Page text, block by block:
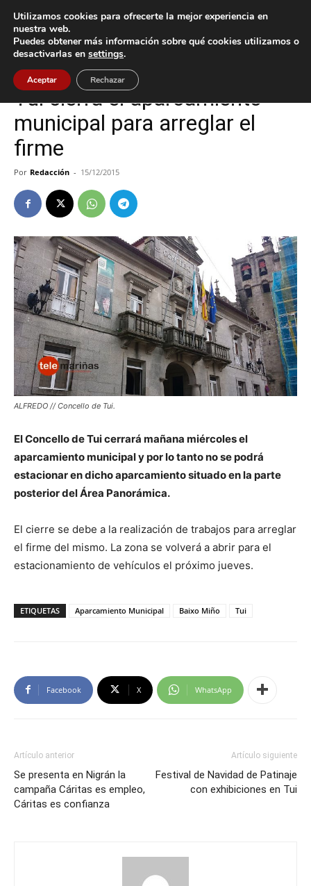
Inicio Tui
Tui
Tui cierra el aparcamiento
municipal para arreglar el
firme
Por Redacción - 15/12/2015
ALFREDO // Concello de Tui.
El Concello de Tui cerrará mañana miércoles el
aparcamiento municipal y por lo tanto no se podrá
estacionar en dicho aparcamiento situado en la parte
posterior del Área Panorámica.
El cierre se debe a la realización de trabajos para arreglar
el firme del mismo. La zona se volverá a abrir para el
estacionamiento de vehículos el próximo jueves.
ETIQUETAS Aparcamiento Municipal Baixo Miño Tui
Facebook X WhatsApp
Artículo anterior
Se presenta en Nigrán la
campaña Cáritas es empleo,
Cáritas es confianza
Artículo siguiente
Festival de Navidad de Patinaje
con exhibiciones en Tui
Utilizamos cookies para ofrecerte la mejor experiencia en
nuestra web.
Puedes obtener más información sobre qué cookies utilizamos o
desactivarlas en settings.
Aceptar Rechazar